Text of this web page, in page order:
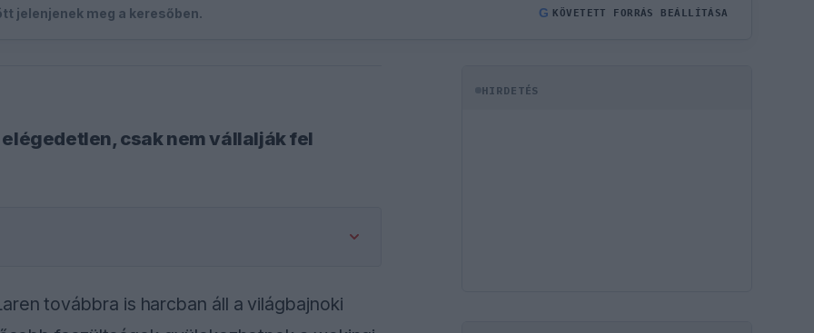
jelenjenek meg a keresőben. G KÖVETETT FORRÁS BEÁLLÍTÁSA
csak nem vállalják fel
továbbra is harcban áll a világbajnoki
HIRDETÉS